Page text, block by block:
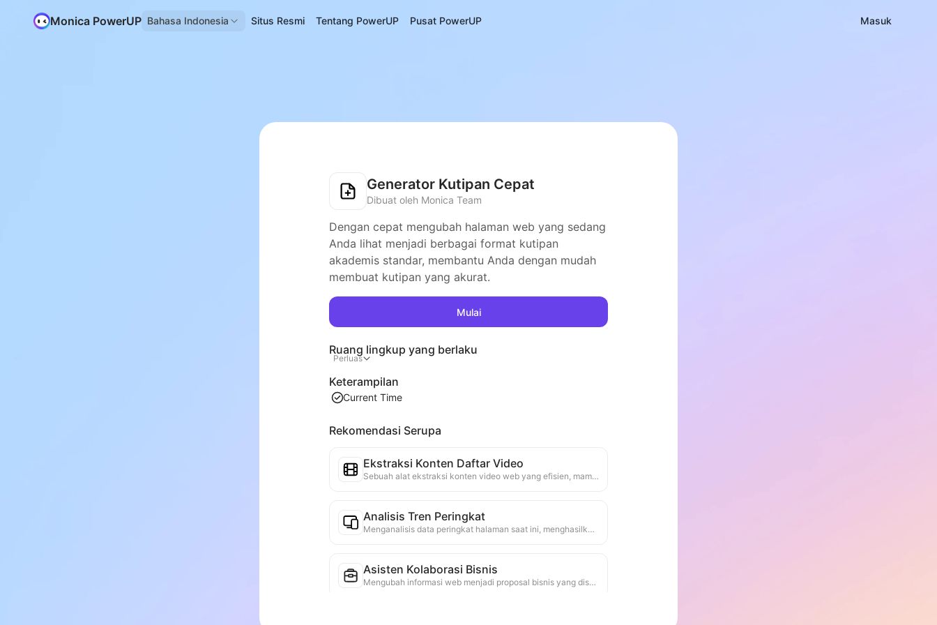
Monica PowerUP Bahasa Indonesia Situs Resmi Tentang PowerUP Pusat PowerUP Masuk
Generator Kutipan Cepat
Dibuat oleh Monica Team
Dengan cepat mengubah halaman web yang sedang
Anda lihat menjadi berbagai format kutipan
akademis standar, membantu Anda dengan mudah
membuat kutipan yang akurat.
Mulai
Ruang lingkup yang berlaku
Perluas
Keterampilan
Current Time
Rekomendasi Serupa
Ekstraksi Konten Daftar Video
Sebuah alat ekstraksi konten video web yang efisien, mampu dengan cepat memindai halaman web dan mengatur informasi video ke dalam tabel Markdown yang terstruktur.
Analisis Tren Peringkat
Menganalisis data peringkat halaman saat ini, menghasilkan laporan tren. Mengidentifikasi kategori populer, jenis produk yang cepat naik, dan teknologi yang muncul. Menyediakan wawasan pasar instan untuk membantu Anda memahami tren produk terbaru dan arah pasar.
Asisten Kolaborasi Bisnis
Mengubah informasi web menjadi proposal bisnis yang disesuaikan, pesan kolaborasi, menyediakan template siap pakai dan panduan tindak lanjut, menyederhanakan proses kolaborasi.